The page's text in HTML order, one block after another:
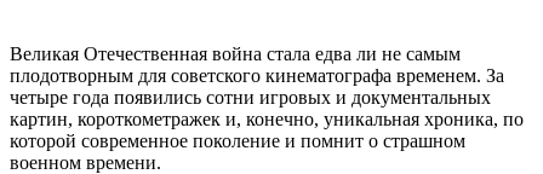
Великая Отечественная война стала едва ли не самым
плодотворным для советского кинематографа временем. За
четыре года появились сотни игровых и документальных
картин, короткометражек и, конечно, уникальная хроника, по
которой современное поколение и помнит о страшном
военном времени.